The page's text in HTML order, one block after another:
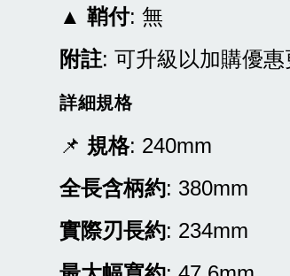
〔興隆刀剪行〕X公
刀240用 彩圖壓克
NT$ 1,200
NT$ 1,500
-
▲鞘付: 無
附註: 可升級以加購優
詳細規格
📌 規格: 240mm
全長含柄約: 380mm
實際刃長約: 234mm